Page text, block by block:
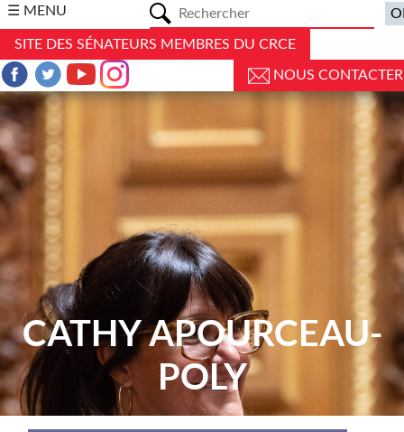
☰ MENU
SITE DES SÉNATEURS MEMBRES DU CRCE
NOUS CONTACTER
CATHY APOURCEAU-
POLY